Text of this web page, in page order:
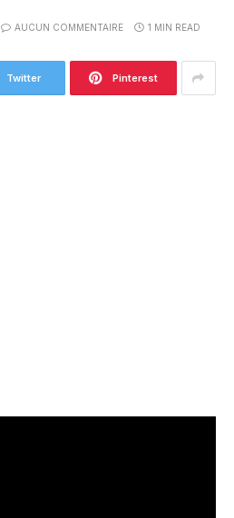
AUCUN COMMENTAIRE 1 MIN READ
Twitter Pinterest